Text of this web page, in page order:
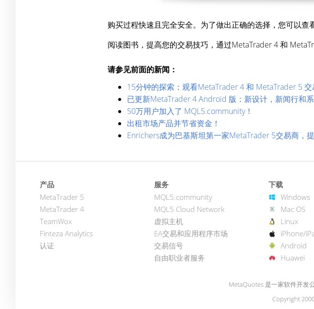
购买过程快速且完全安全。为了做出正确的选择，您可以查
阅读图书，提高您的交易技巧，通过MetaTrader 4 和
请参见前面的新闻：
15分钟的探索：观看MetaTrader 4 和 MetaTrader 5
已更新MetaTrader 4 Android 版：新设计，新闻行和
50万用户加入了 MQL5.community！
出租市场产品并节省资金！
Enrichers成为巴基斯坦第一家MetaTrader 5交易商，
产品
MetaTrader 5
MetaTrader 4
TeamWox
Finteza Analytics
认证
服务
MQL5.community
MQL5 Cloud Network
虚拟主机
EA交易和应用程序市场
交易信号
自由职业者服务
下载
Windows
Mac OS
Linux
iPhone/
Android
Huawei
MetaQuotes 是一家软件开发
Copyright